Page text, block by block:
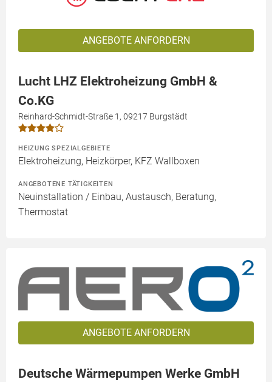
ANGEBOTE ANFORDERN
Lucht LHZ Elektroheizung GmbH &
Co.KG
Reinhard-Schmidt-Straße 1, 09217 Burgstädt
HEIZUNG SPEZIALGEBIETE
Elektroheizung, Heizkörper, KFZ Wallboxen
ANGEBOTENE TÄTIGKEITEN
Neuinstallation / Einbau, Austausch, Beratung,
Thermostat
ANGEBOTE ANFORDERN
Deutsche Wärmepumpen Werke GmbH